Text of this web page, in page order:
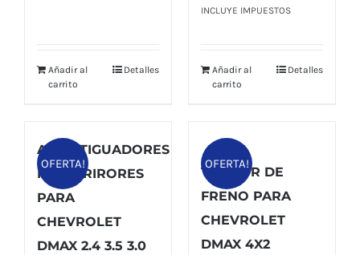
Añadir al
carrito
Detalles
precio
$ 40,00.
precio
$ 34,00.
INCLUYE IMPUESTOS
Añadir al
carrito
Detalles
OFERTA!
AMORTIGUADORES
POSTERIRORES
PARA
CHEVROLET
DMAX 2.4 3.5 3.0
OFERTA!
TAMBOR DE
FRENO PARA
CHEVROLET
DMAX 4X2